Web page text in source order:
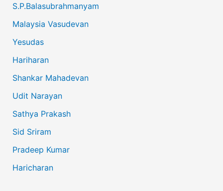
S.P.Balasubrahmanyam
Malaysia Vasudevan
Yesudas
Hariharan
Shankar Mahadevan
Udit Narayan
Sathya Prakash
Sid Sriram
Pradeep Kumar
Haricharan